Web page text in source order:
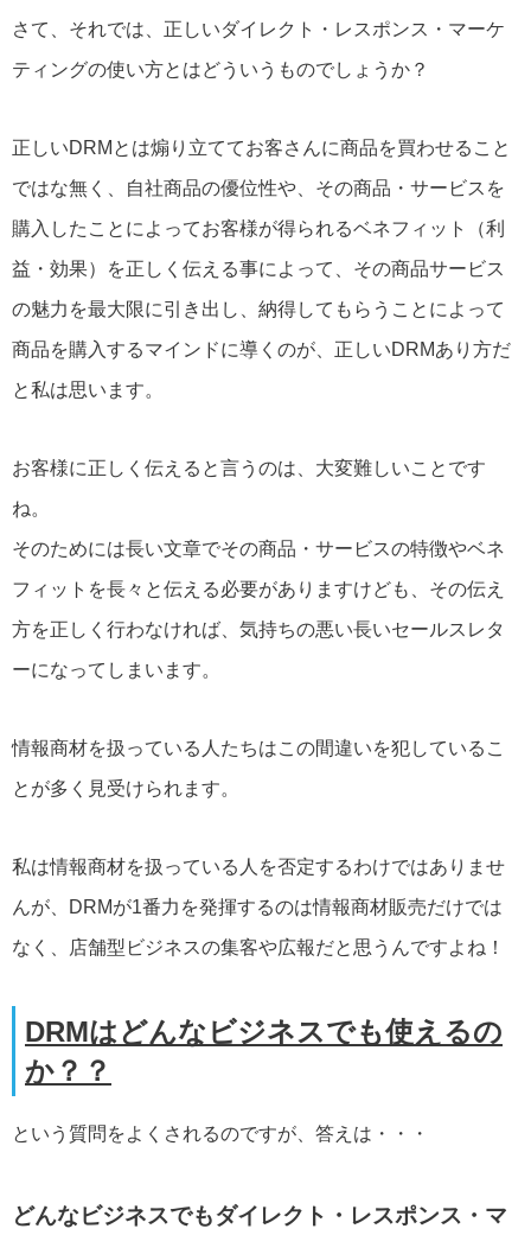
さて、それでは、正しいダイレクト・レスポンス・マーケ
ティングの使い方とはどういうものでしょうか？
正しいDRMとは煽り立ててお客さんに商品を買わせること
ではな無く、自社商品の優位性や、その商品・サービスを
購入したことによってお客様が得られるベネフィット（利
益・効果）を正しく伝える事によって、その商品サービス
の魅力を最大限に引き出し、納得してもらうことによって
商品を購入するマインドに導くのが、正しいDRMあり方だ
と私は思います。
お客様に正しく伝えると言うのは、大変難しいことです
ね。
そのためには長い文章でその商品・サービスの特徴やベネ
フィットを長々と伝える必要がありますけども、その伝え
方を正しく行わなければ、気持ちの悪い長いセールスレタ
ーになってしまいます。
情報商材を扱っている人たちはこの間違いを犯しているこ
とが多く見受けられます。
私は情報商材を扱っている人を否定するわけではありませ
んが、DRMが1番力を発揮するのは情報商材販売だけでは
なく、店舗型ビジネスの集客や広報だと思うんですよね！
DRMはどんなビジネスでも使えるの
か？？
という質問をよくされるのですが、答えは・・・
どんなビジネスでもダイレクト・レスポンス・マ